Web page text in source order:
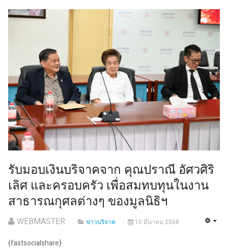
รับมอบเงินบริจาคจาก คุณปราณี อัศวศิริ
เลิศ และครอบครัว เพื่อสมทบทุนในงาน
สาธารณกุศลต่างๆ ของมูลนิธิฯ
WEBMASTER ข่าวบริจาค 10 มีนาคม 2568
{fastsocialshare}